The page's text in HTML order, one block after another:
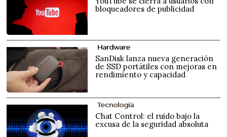
bloqueadores de publicidad
Hardware
SanDisk lanza nueva generación
de SSD portátiles con mejoras en
rendimiento y capacidad
Tecnología
Chat Control: el ruido bajo la
excusa de la seguridad absoluta